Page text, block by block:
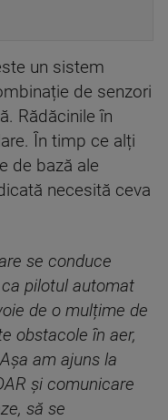
un sistem
de senzori
Rădăcinile în
În timp ce alți
de bază ale
necesită ceva
se conduce
ca pilotul automat
de o mulțime de
obstacole în aer,
am ajuns la
și comunicare
să se